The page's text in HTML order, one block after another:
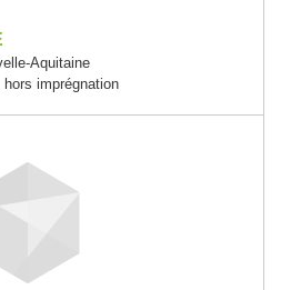
Aquitaine
imprégnation